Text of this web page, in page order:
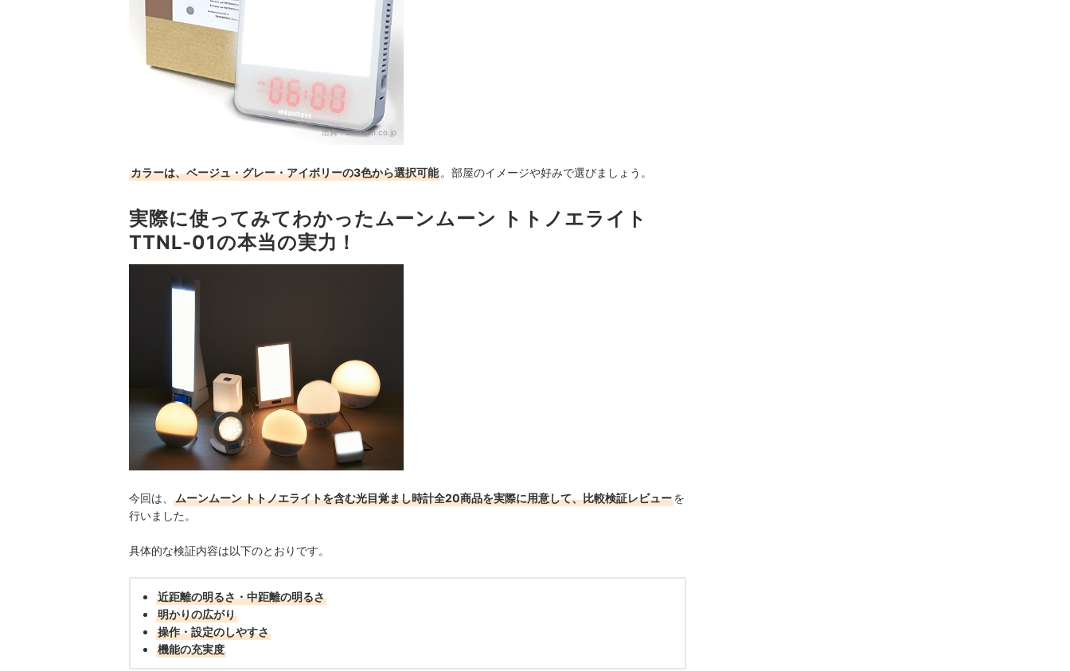
出典：amazon.co.jp
カラーは、ベージュ・グレー・アイボリーの3色から選択可能 。部屋のイメージや好みで選びましょう。
実際に使ってみてわかったムーンムーン トトノエライト
TTNL-01の本当の実力！
今回は、 ムーンムーン トトノエライトを含む光目覚まし時計全20商品を実際に用意して、比較検証レビューを
行いました。
具体的な検証内容は以下のとおりです。
近距離の明るさ・中距離の明るさ
明かりの広がり
操作・設定のしやすさ
機能の充実度